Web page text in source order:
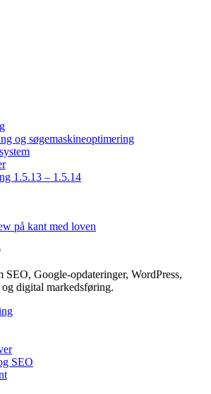
og søgemaskineoptimering
1.5.13 – 1.5.14
på kant med loven
SEO, Google-opdateringer, WordPress,
digital markedsføring.
SEO